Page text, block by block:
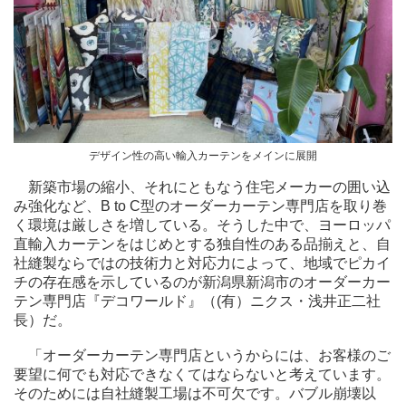
デザイン性の高い輸入カーテンをメインに展開
新築市場の縮小、それにともなう住宅メーカーの囲い込
み強化など、B to C型のオーダーカーテン専門店を取り巻
く環境は厳しさを増している。そうした中で、ヨーロッパ
直輸入カーテンをはじめとする独自性のある品揃えと、自
社縫製ならではの技術力と対応力によって、地域でピカイ
チの存在感を示しているのが新潟県新潟市のオーダーカー
テン専門店『デコワールド』（(有）ニクス・浅井正二社
長）だ。
「オーダーカーテン専門店というからには、お客様のご
要望に何でも対応できなくてはならないと考えています。
そのためには自社縫製工場は不可欠です。バブル崩壊以